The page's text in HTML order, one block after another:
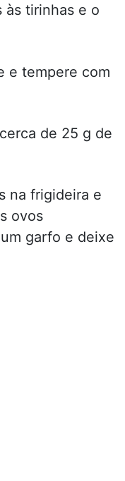
às tirinhas e o
e tempere com
de 25 g de
na frigideira e
ovos
garfo e deixe